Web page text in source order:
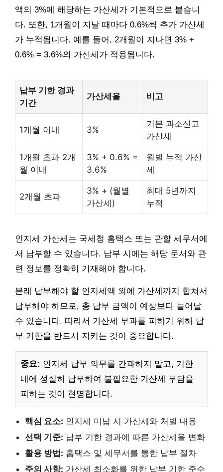
액의 3%에 해당하는 가산세가 기본적으로 붙습니
다. 또한, 1개월이 지날 때마다 0.6%씩 추가 가산세
가 누적됩니다. 예를 들어, 2개월이 지나면 3% +
0.6% = 3.6%의 가산세가 적용됩니다.
납부 기한 경과
기간
가산세율 비고
1개월 이내 3%
기본 과소신고
가산세
1개월 초과 2개
월 이내
3% + 0.6% =
3.6%
월별 누적 가산
세
2개월 초과
3% + (월별
가산세)
최대 5년까지
누적
인지세 가산세는 국세청 홈택스 또는 관할 세무서에
서 납부할 수 있습니다. 납부 시에는 해당 문서와 관
련 정보를 정확히 기재해야 합니다.
본래 납부해야 할 인지세액 외에 가산세까지 합쳐서
납부해야 하므로, 총 납부 금액이 예상보다 늘어날
수 있습니다. 따라서 가산세 부과를 피하기 위해 납
부 기한을 반드시 지키는 것이 중요합니다.
중요: 인지세 납부 의무를 간과하지 말고, 기한
내에 성실히 납부하여 불필요한 가산세 부담을
피하는 것이 현명합니다.
핵심 요소: 인지세 미납 시 가산세와 처벌 내용
선택 기준: 납부 기한 경과에 따른 가산세율 변화
활용 방법: 홈택스 및 세무서를 통한 납부 절차
주의 사항: 가산세 최소화를 위한 납부 기한 준수